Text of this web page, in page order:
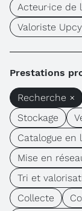
Acteur·ice de
Valoriste
Prestations
Recherche ×
Stockage
Catalogue en
Mise en
Tri et
Collecte